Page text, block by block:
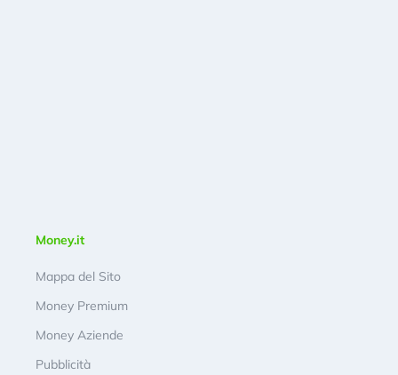
Money.it
Mappa del Sito
Money Premium
Money Aziende
Pubblicità